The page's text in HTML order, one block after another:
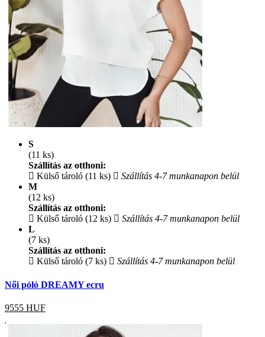
S
(11 ks)
Szállítás az otthoni:
Külső tároló (11 ks)
Szállítás 4-7 munkanapon belül
M
(12 ks)
Szállítás az otthoni:
Külső tároló (12 ks)
Szállítás 4-7 munkanapon belül
L
(7 ks)
Szállítás az otthoni:
Külső tároló (7 ks)
Szállítás 4-7 munkanapon belül
Női póló DREAMY ecru
9555 HUF